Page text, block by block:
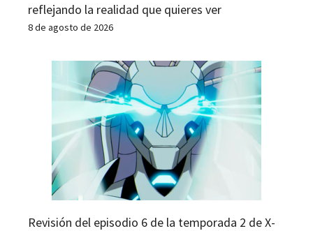
reflejando la realidad que quieres ver
8 de agosto de 2026
Revisión del episodio 6 de la temporada 2 de X-